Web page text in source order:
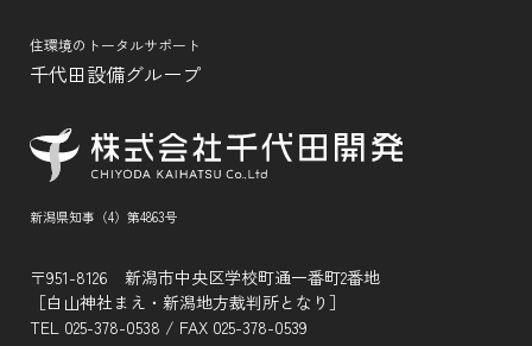
住環境のトータルサポート
千代田設備グループ
新潟県知事（4）第4863号
〒951-8126 新潟市中央区学校町通一番町2番地
［白山神社まえ・新潟地方裁判所となり］
TEL 025-378-0538 / FAX 025-378-0539